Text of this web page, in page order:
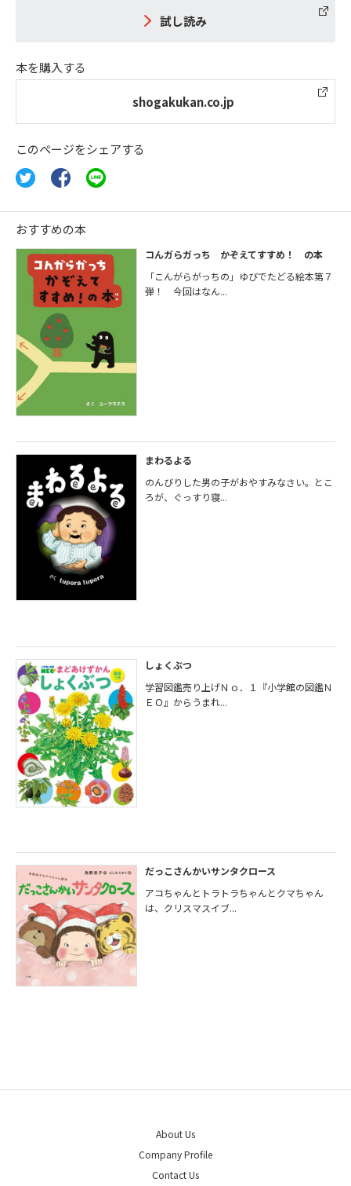
試し読み
本を購入する
shogakukan.co.jp
このページをシェアする
おすすめの本
コんガらガっち かぞえてすすめ！ の本
「こんがらがっちの」ゆびでたどる絵本第７
弾！ 今回はなん...
まわるよる
のんびりした男の子がおやすみなさい。とこ
ろが、ぐっすり寝...
しょくぶつ
学習図鑑売り上げＮｏ．１『小学館の図鑑Ｎ
ＥＯ』からうまれ...
だっこさんかいサンタクロース
アコちゃんとトラトラちゃんとクマちゃん
は、クリスマスイブ...
About Us
Company Profile
Contact Us